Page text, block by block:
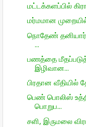
மட்டக்களப்பில்
மர்மமான
நொதேண் தனியார்
...
பணத்தை
இழிவான...
பிரதான வீதியில்
பெண் பொலிஸ்
பொறுப...
சளி, இருமலை